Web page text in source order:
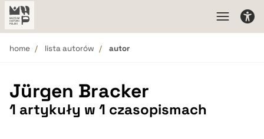
home lista autorów autor
Jürgen Bracker
1 artykuły w 1 czasopismach